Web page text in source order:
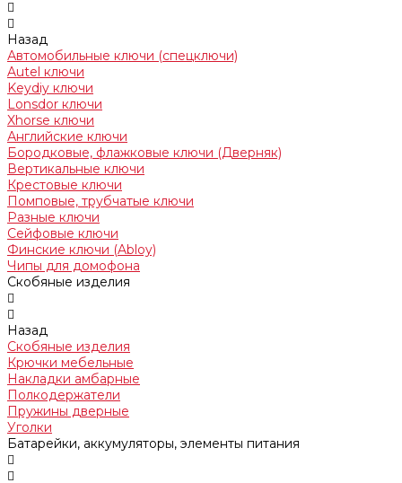
Назад
Автомобильные ключи (спецключи)
Autel ключи
Keydiy ключи
Lonsdor ключи
Xhorse ключи
Английские ключи
Бородковые, флажковые ключи (Дверняк)
Вертикальные ключи
Крестовые ключи
Помповые, трубчатые ключи
Разные ключи
Сейфовые ключи
Финские ключи (Abloy)
Чипы для домофона
Скобяные изделия
Назад
Скобяные изделия
Крючки мебельные
Накладки амбарные
Полкодержатели
Пружины дверные
Уголки
Батарейки, аккумуляторы, элементы питания